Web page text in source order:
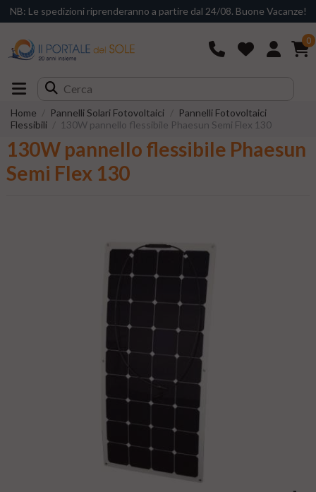
NB: Le spedizioni riprenderanno a partire dal 24/08. Buone Vacanze!
0
Home Pannelli Solari Fotovoltaici
Pannelli Fotovoltaici
Flessibili
130W pannello flessibile Phaesun Semi Flex 130
130W pannello flessibile Phaesun
Semi Flex 130